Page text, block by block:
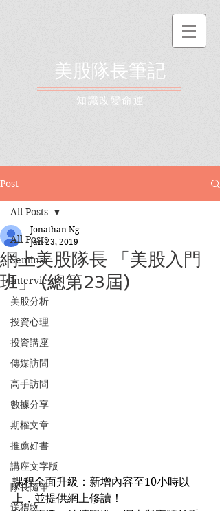
美股隊長筆記
​知識改變命運
Post
All Posts
Seminar
Interview
美股分析
投資心理
投資講座
傳媒訪問
高手訪問
數據分享
期權文章
推薦好書
講座文字版
隊長隨筆
送禮物
All Posts
網上美股隊長 「美股入門
班」 (總第23屆)
Jonathan Ng
Jan 23, 2019
課程全面升級：新增內容至10小時以
上，並提供網上修讀！